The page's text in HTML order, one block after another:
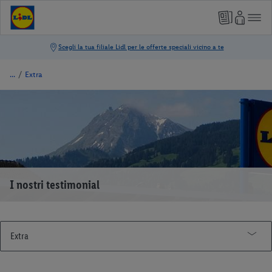
/ Extra
I nostri testimonial
Extra